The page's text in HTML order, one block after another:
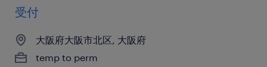
受付
大阪府大阪市北区, 大阪府
temp to perm